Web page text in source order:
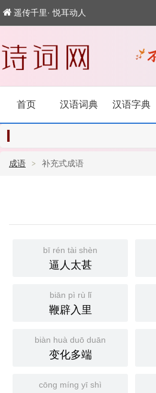
遥传千里· 悦耳动人
首页 汉语词典 汉语字典
成语 补充式成语
bī rén tài shèn
逼人太甚
biān pì rù lǐ
鞭辟入里
biàn huà duō duān
变化多端
cōng míng yī shì